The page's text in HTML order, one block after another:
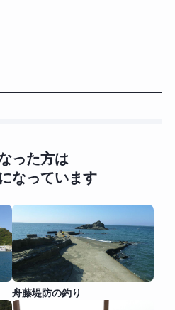
った方は
なっています
舟藤堤防の釣り